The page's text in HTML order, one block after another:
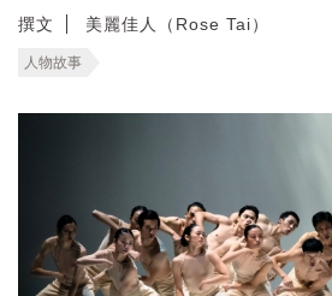
撰文 美麗佳人（Rose Tai）
人物故事